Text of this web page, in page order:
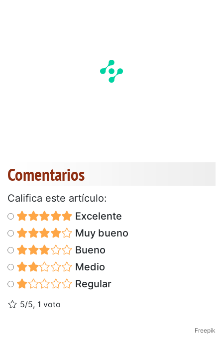
Comentarios
Califica este artículo:
Excelente
Muy bueno
Bueno
Medio
Regular
5/5, 1 voto
Freepik